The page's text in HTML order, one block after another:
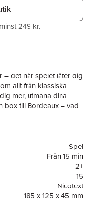
249 kr.
– det här spelet låter dig
allt från klassiska
mer, utmana dina
box till Bordeaux – vad
Spel
Från 15 min
2+
15
Nicotext
185 x 125 x 45 mm